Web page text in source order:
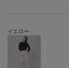
イエロー